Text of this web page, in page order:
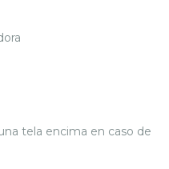
tela encima en caso de